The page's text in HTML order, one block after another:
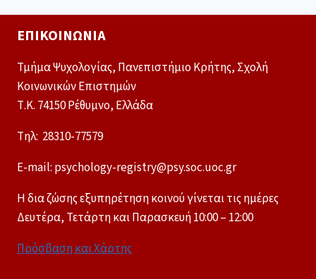
ΕΠΙΚΟΙΝΩΝΊΑ
Τμήμα Ψυχολογίας, Πανεπιστήμιο Κρήτης, Σχολή
Κοινωνικών Επιστημών
Τ.Κ. 74150 Ρέθυμνο, Ελλάδα
Tηλ: 28310-77579
E-mail: psychology-registry@psy.soc.uoc.gr
Η δια ζώσης εξυπηρέτηση κοινού γίνεται τις ημέρες
Δευτέρα, Τετάρτη και Παρασκευή 10:00 – 12:00
Πρόσβαση και Χάρτης